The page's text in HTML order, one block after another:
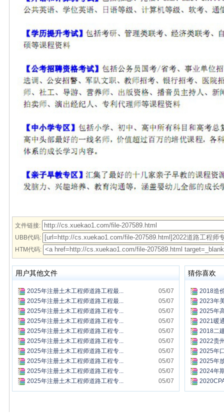
文件链接:
UBB代码:
HTM代码:
用户其他文件
05/07
2025年注册土木工程师道路工程最...
05/07
2025年注册土木工程师道路工程最...
05/07
2025年注册土木工程师道路工程专...
05/07
2025年注册土木工程师道路工程专...
05/07
2025年注册土木工程师道路工程专...
05/07
2025年注册土木工程师道路工程专...
05/07
2025年注册土木工程师道路工程专...
05/07
2025年注册土木工程师道路工程专...
05/07
2025年注册土木工程师道路工程专...
05/07
2025年注册土木工程师道路工程专...
猜你喜欢
2018造
2023年
2025年
2021暖
2018二
2022贵
2025年
2025年
2024年